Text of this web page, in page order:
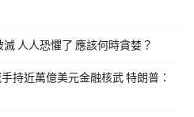
人人恐懼了 應該何時貪婪？
持近萬億美元金融核武 特朗普：